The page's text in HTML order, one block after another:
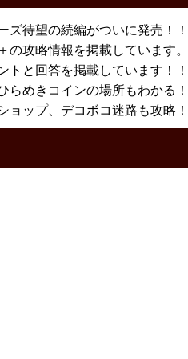
ズ待望の続編がついに発売！！
攻略情報を掲載しています。
トと回答を掲載しています！！
らめきコインの場所もわかる！
ョップ、デコボコ迷路も攻略！